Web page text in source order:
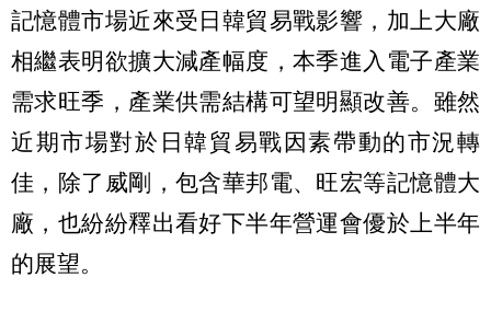
記憶體市場近來受日韓貿易戰影響，加上大廠
相繼表明欲擴大減產幅度，本季進入電子產業
需求旺季，產業供需結構可望明顯改善。雖然
近期市場對於日韓貿易戰因素帶動的市況轉
佳，除了威剛，包含華邦電、旺宏等記憶體大
廠，也紛紛釋出看好下半年營運會優於上半年
的展望。